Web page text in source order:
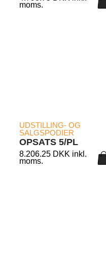
moms.
LÆS MERE
UDSTILLING- OG
SALGSPODIER
OPSATS 5/PL
8.206.25 DKK inkl.
moms.